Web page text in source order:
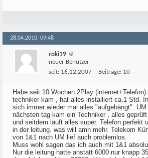
28.04.2010, 09:48
roki19
neuer Benutzer
seit: 16.12.2007 Beiträge: 10
Habe seit 10 Wochen 2Play (internet+Telefon)
techniker kam , hat alles installiert ca.1 Std.
sich immer wieder mal alles "aufgehängt". UM
nächsten tag kam ein Techniker , alles
und seitdem läuft alles super. Telefon perfekt
in der leitung. was will amn mehr. Telekom
von 1&1 nach UM lief auch problemlos.
Muss wohl sagen das ich auch mit 1&1
Nur die leitung hatte anstatt 6000 nur knapp